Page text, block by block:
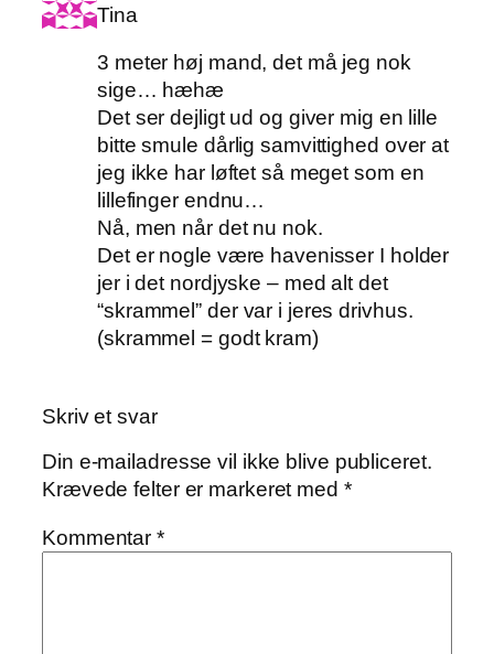
Tina
3 meter høj mand, det må jeg nok
sige… hæhæ
Det ser dejligt ud og giver mig en lille
bitte smule dårlig samvittighed over at
jeg ikke har løftet så meget som en
lillefinger endnu…
Nå, men når det nu nok.
Det er nogle være havenisser I holder
jer i det nordjyske – med alt det
“skrammel” der var i jeres drivhus.
(skrammel = godt kram)
Skriv et svar
Din e-mailadresse vil ikke blive publiceret.
Krævede felter er markeret med *
Kommentar*